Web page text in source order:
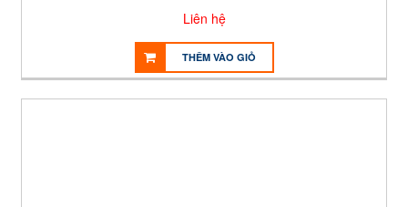
Liên hệ
THÊM VÀO GIỎ